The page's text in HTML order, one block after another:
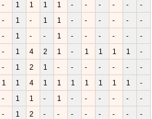
- 1 1 1 1 - - - - -
-
- 1 - 1 1 - - - - -
-
- 1 - - 1 - - - - -
-
- 1 4 2 1 - 1 1 1 1
-
- 1 2 1 - - - - - -
-
1 1 4 1 1 1 1 1 1 1
-
- 1 1 - 1 - - - - -
-
- 1 2 - - - - - - -
-